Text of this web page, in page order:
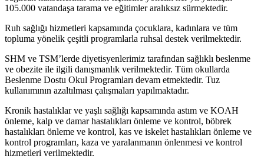
105.000 vatandaşa tarama ve eğitimler aralıksız sürmektedir.
Ruh sağlığı hizmetleri kapsamında çocuklara, kadınlara ve tüm
topluma yönelik çeşitli programlarla ruhsal destek verilmektedir.
SHM ve TSM’lerde diyetisyenlerimiz tarafından sağlıklı beslenme
ve obezite ile ilgili danışmanlık verilmektedir. Tüm okullarda
Beslenme Dostu Okul Programları devam etmektedir. Tuz
kullanımının azaltılması çalışmaları yapılmaktadır.
Kronik hastalıklar ve yaşlı sağlığı kapsamında astım ve KOAH
önleme, kalp ve damar hastalıkları önleme ve kontrol, böbrek
hastalıkları önleme ve kontrol, kas ve iskelet hastalıkları önleme ve
kontrol programları, kaza ve yaralanmanın önlenmesi ve kontrol
hizmetleri verilmektedir.